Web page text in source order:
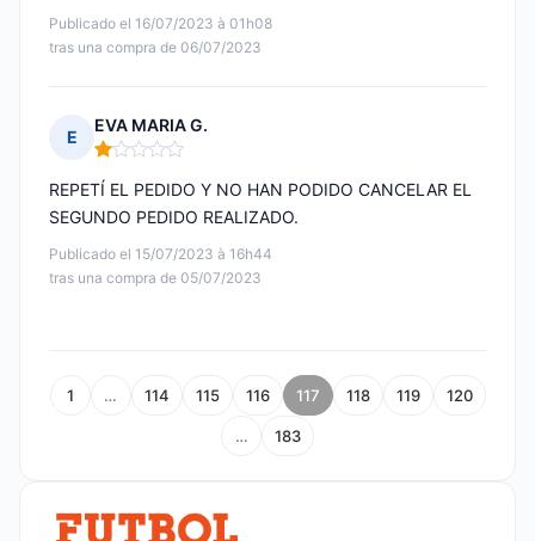
Publicado el 16/07/2023 à 01h08
tras una compra de 06/07/2023
E
EVA MARIA G.
Nota: 1 de 5
Publicado el 15/07/2023 à 16h44
tras una compra de 05/07/2023
REPETÍ EL PEDIDO Y NO HAN PODIDO CANCELAR EL
SEGUNDO PEDIDO REALIZADO.
1 … 114 115 116 117 118 119 120
… 183